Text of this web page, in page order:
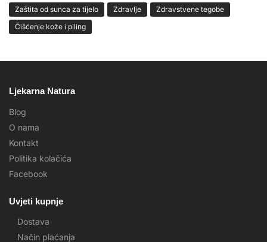
Zaštita od sunca za tijelo
Zdravlje
Zdravstvene tegobe
Čišćenje kože i piling
Ljekarna Natura
Blog
O nama
Kontakt
Politika kolačića
Facebook
Uvjeti kupnje
Dostava
Način plaćanja